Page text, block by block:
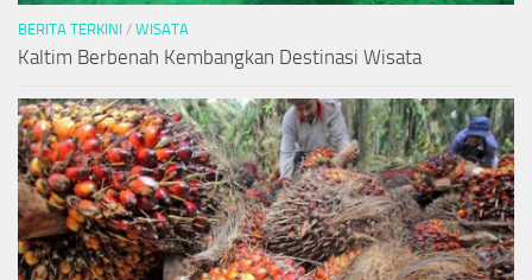
BERITA TERKINI / WISATA
Kaltim Berbenah Kembangkan Destinasi Wisata